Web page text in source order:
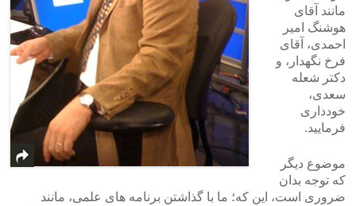
مانند آقای
هوشنگ امیر
احمدی، آقای
فرخ نگهدار، و
دکتر شعله
سعدی،
خودداری
فرمایید.
موضوع دیگر
که توجه بدان
ضروری است، این که؛ ما با گذاشتن برنامه های علمی، مانند